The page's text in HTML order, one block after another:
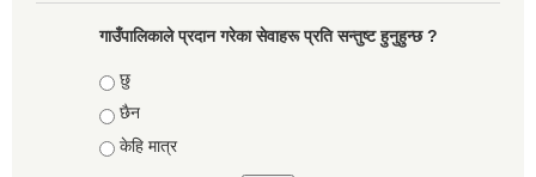
गाउँपालिकाले प्रदान गरेका सेवाहरू प्रति सन्तुष्ट हुनुहुन्छ ?
Choices
छु
छैन
केहि मात्र